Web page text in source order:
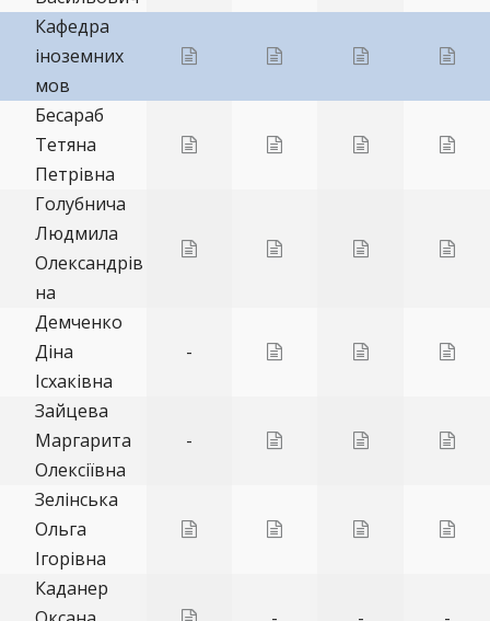
Кафедра
іноземних
мов
Бесараб
Тетяна
Петрівна
Голубнича
Людмила
Олександрів
на
Демченко
Діна
Ісхаківна
-
Зайцева
Маргарита
Олексіївна
-
Зелінська
Ольга
Ігорівна
Каданер